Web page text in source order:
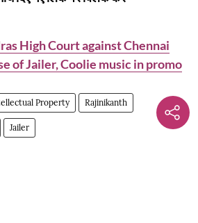
High Court against Chennai
of Jailer, Coolie music in promo
Property Rajinikanth
Jailer